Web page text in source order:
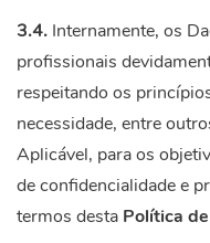
3.4. Internamente, os
profissionais
respeitando os
necessidade, entre
Aplicável, para os
de confidencialidade e
termos desta Política